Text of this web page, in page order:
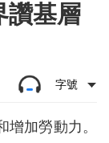
讚基層
字號
加勞動力。